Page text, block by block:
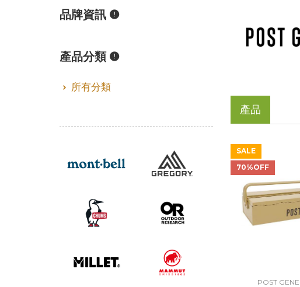
產品
SALE
70%OFF
POST
品牌資訊
產品分類
所有分類